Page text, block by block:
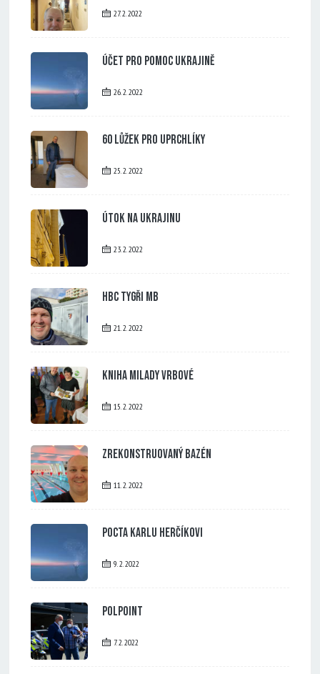
27. 2. 2022
Účet pro pomoc Ukrajině
26. 2. 2022
60 lůžek pro uprchlíky
25. 2. 2022
Útok na Ukrajinu
23. 2. 2022
HBC Tygři MB
21. 2. 2022
Kniha Milady Vrbové
15. 2. 2022
Zrekonstruovaný bazén
11. 2. 2022
Pocta Karlu Herčíkovi
9. 2. 2022
PolPoint
7. 2. 2022